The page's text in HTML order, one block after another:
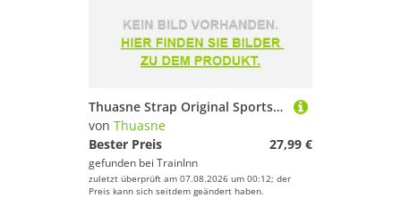
Thuasne Strap Original Sports Top Schwarz 105 / E Frau
von Thuasne
Bester Preis
27,99 €
gefunden bei TrainInn
zuletzt überprüft am 07.08.2026 um 00:12; der
Preis kann sich seitdem geändert haben.